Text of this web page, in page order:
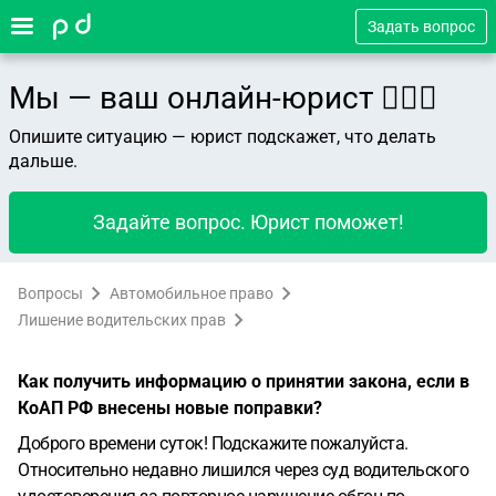
Задать вопрос
Мы — ваш онлайн-юрист 👨🏻‍⚖️
Опишите ситуацию — юрист подскажет, что делать
дальше.
Задайте вопрос. Юрист поможет!
Вопросы
Автомобильное право
Лишение водительских прав
Как получить информацию о принятии закона, если в
КоАП РФ внесены новые поправки?
Доброго времени суток! Подскажите пожалуйста.
Относительно недавно лишился через суд водительского